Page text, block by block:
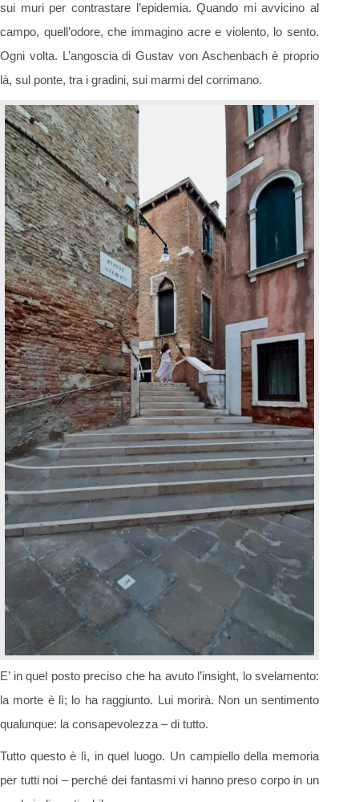
sui muri per contrastare l’epidemia. Quando mi avvicino al
campo, quell’odore, che immagino acre e violento, lo sento.
Ogni volta. L’angoscia di Gustav von Aschenbach è proprio
là, sul ponte, tra i gradini, sui marmi del corrimano.
E’ in quel posto preciso che ha avuto l’insight, lo svelamento:
la morte è lì; lo ha raggiunto. Lui morirà. Non un sentimento
qualunque: la consapevolezza – di tutto.
Tutto questo è lì, in quel luogo. Un campiello della memoria
per tutti noi – perché dei fantasmi vi hanno preso corpo in un